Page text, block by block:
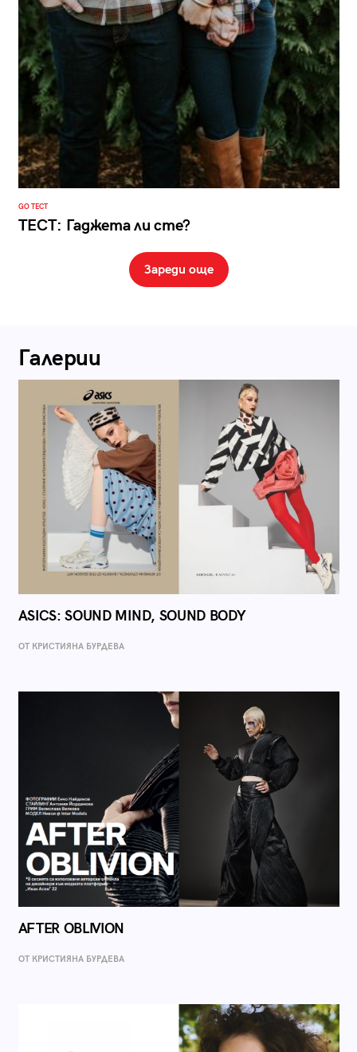
GO ТЕСТ
ТЕСТ: Гаджета ли сте?
Зареди още
Галерии
ASICS: SOUND MIND, SOUND BODY
ОТ КРИСТИЯНА БУРДЕВА
AFTER OBLIVION
ОТ КРИСТИЯНА БУРДЕВА